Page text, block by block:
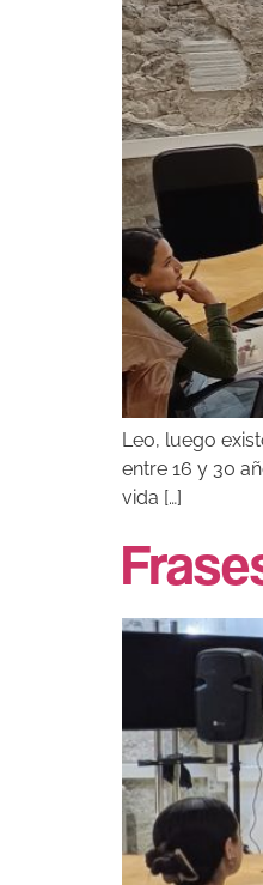
Leo, luego
entre 16 y 30
vida […]